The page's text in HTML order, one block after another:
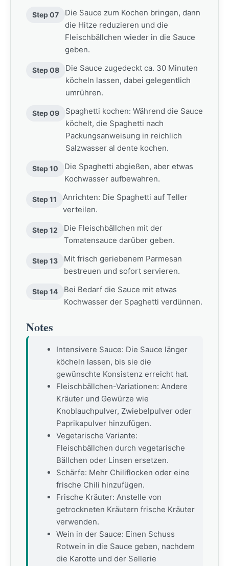
Step 07
Die Sauce zum Kochen bringen, dann
die Hitze reduzieren und die
Fleischbällchen wieder in die Sauce
geben.
Step 08
Die Sauce zugedeckt ca. 30 Minuten
köcheln lassen, dabei gelegentlich
umrühren.
Step 09
Spaghetti kochen: Während die Sauce
köchelt, die Spaghetti nach
Packungsanweisung in reichlich
Salzwasser al dente kochen.
Step 10
Die Spaghetti abgießen, aber etwas
Kochwasser aufbewahren.
Step 11
Anrichten: Die Spaghetti auf Teller
verteilen.
Step 12
Die Fleischbällchen mit der
Tomatensauce darüber geben.
Step 13
Mit frisch geriebenem Parmesan
bestreuen und sofort servieren.
Step 14
Bei Bedarf die Sauce mit etwas
Kochwasser der Spaghetti verdünnen.
Notes
Intensivere Sauce: Die Sauce länger
köcheln lassen, bis sie die
gewünschte Konsistenz erreicht hat.
Fleischbällchen-Variationen: Andere
Kräuter und Gewürze wie
Knoblauchpulver, Zwiebelpulver oder
Paprikapulver hinzufügen.
Vegetarische Variante:
Fleischbällchen durch vegetarische
Bällchen oder Linsen ersetzen.
Schärfe: Mehr Chiliflocken oder eine
frische Chili hinzufügen.
Frische Kräuter: Anstelle von
getrockneten Kräutern frische Kräuter
verwenden.
Wein in der Sauce: Einen Schuss
Rotwein in die Sauce geben, nachdem
die Karotte und der Sellerie